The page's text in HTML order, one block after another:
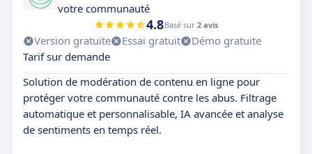
votre communauté
4.8Basé sur 2 avis
Version gratuite Essai gratuit
Démo gratuite
Tarif sur demande
Solution de modération de contenu en ligne pour
protéger votre communauté contre les abus. Filtrage
automatique et personnalisable, IA avancée et analyse
de sentiments en temps réel.